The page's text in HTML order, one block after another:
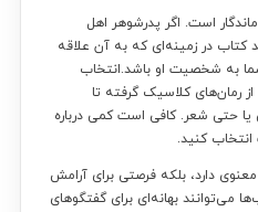
است. اگر پدرشوهر اهل
کتاب در زمینه‌ای که به آن علاقه
به شخصیت او باشد.انتخاب
رمان‌های کلاسیک گرفته تا
یا حتی شعر. کافی است کمی درباره
انتخاب کنید.
دارد، بلکه فرصتی برای آرامش
می‌توانند بهانه‌ای برای گفتگوهای